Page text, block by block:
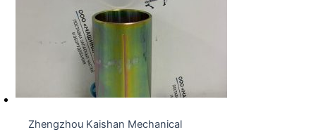
Zhengzhou Kaishan Mechanical